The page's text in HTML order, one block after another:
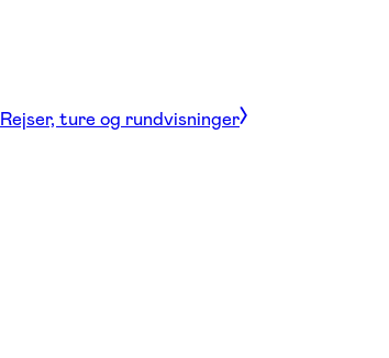
Rejser, ture og rundvisninger